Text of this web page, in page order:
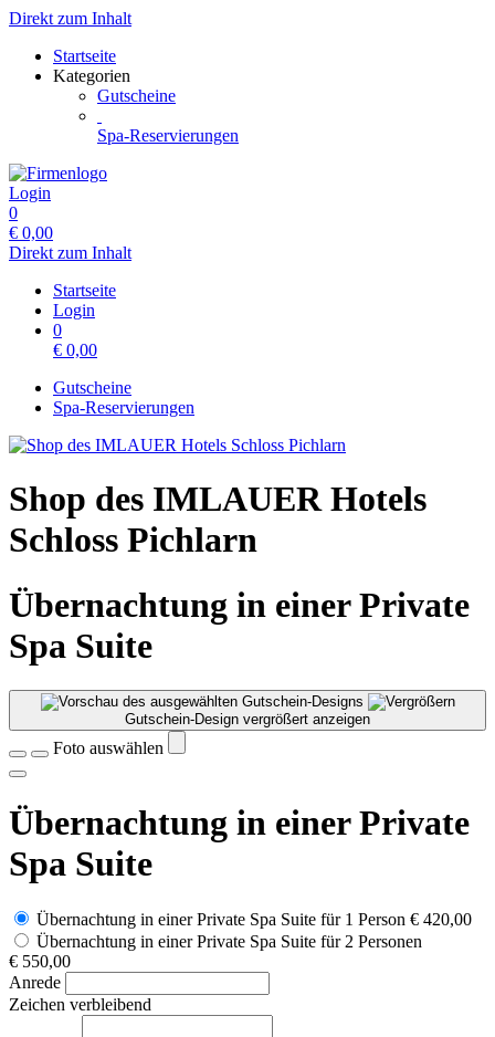
Direkt zum Inhalt
Startseite
Kategorien
Gutscheine
Spa-Reservierungen
Login
0
€ 0,00
Direkt zum Inhalt
Startseite
Login
0
€ 0,00
Gutscheine
Spa-Reservierungen
Shop des IMLAUER Hotels
Schloss Pichlarn
Übernachtung in einer Private
Spa Suite
Gutschein-Design vergrößert anzeigen
Foto auswählen
Übernachtung in einer Private
Spa Suite
Übernachtung in einer Private Spa Suite für 1 Person € 420,00
Übernachtung in einer Private Spa Suite für 2 Personen
€ 550,00
Anrede
Zeichen verbleibend